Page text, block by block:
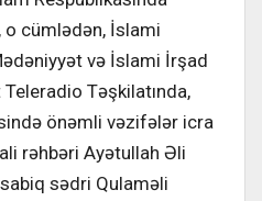
cümlədən, İslami
və İslami İrşad
Təşkilatında,
önəmli vəzifələr icra
rəhbəri Ayətullah Əli
sədri Qulaməli